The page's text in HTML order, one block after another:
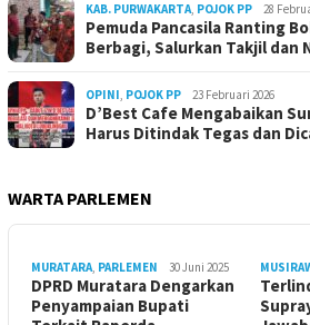
KAB. PURWAKARTA, POJOK PP 28
Pemuda Pancasila Ranting
Berbagi, Salurkan Takjil dan
OPINI, POJOK PP 23 Februari 2026
D’Best Cafe Mengabaikan
Harus Ditindak Tegas dan
WARTA PARLEMEN
MURATARA, PARLEMEN 30 Juni 2025
DPRD Muratara Dengarkan
Penyampaian Bupati